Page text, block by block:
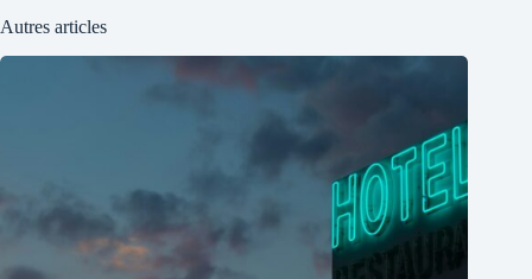
Autres articles